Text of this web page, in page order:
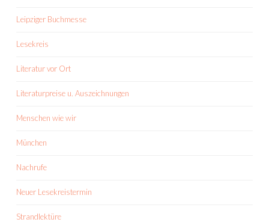
Leipziger Buchmesse
Lesekreis
Literatur vor Ort
Literaturpreise u. Auszeichnungen
Menschen wie wir
München
Nachrufe
Neuer Lesekreistermin
Strandlektüre